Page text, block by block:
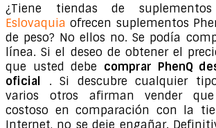
¿Tiene tiendas de
Eslovaquia ofrecen suplementos
de peso? No ellos no. Se podía
línea. Si el deseo de obtener el
que usted debe comprar PhenQ
oficial
. Si descubre cualquier
varios otros afirman vender
costoso en comparación con la
Internet, no se deje engañar.